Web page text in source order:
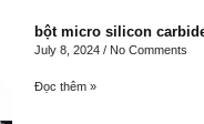
bột micro silicon
July 8, 2024 No Comments
Đọc thêm »